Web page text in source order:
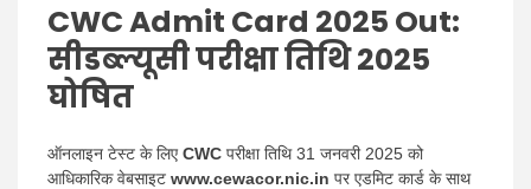
CWC Admit Card 2025 Out:
सीडब्ल्यूसी परीक्षा तिथि 2025
घोषित
ऑनलाइन टेस्ट के लिए CWC परीक्षा तिथि 31 जनवरी 2025 को
आधिकारिक वेबसाइट www.cewacor.nic.in पर एडमिट कार्ड के साथ